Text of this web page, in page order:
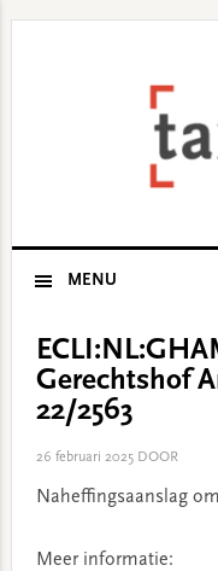
MENU
Gerechtshof
22/2563
26 februari 2025DOOR
Naheffingsaanslag
Meer informatie: